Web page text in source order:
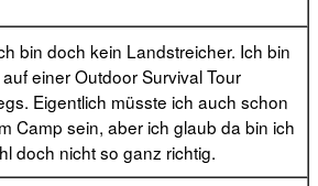
bin doch kein Landstreicher. Ich bin
einer Outdoor Survival Tour
Eigentlich müsste ich auch schon
Camp sein, aber ich glaub da bin ich
doch nicht so ganz richtig.